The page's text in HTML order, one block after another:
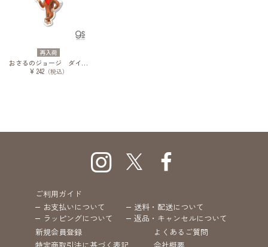
再入荷
おさるのジョージ ダイカットミニステッカー 絵本 デンガロン 赤マフラー
¥ 242（税込）
ご利用ガイド
お支払いについて
送料・配送について
ラッピングについて
返品・キャンセルについて
新規会員登録
よくあるご質問
特定商取引法に基づく表記
会社概要